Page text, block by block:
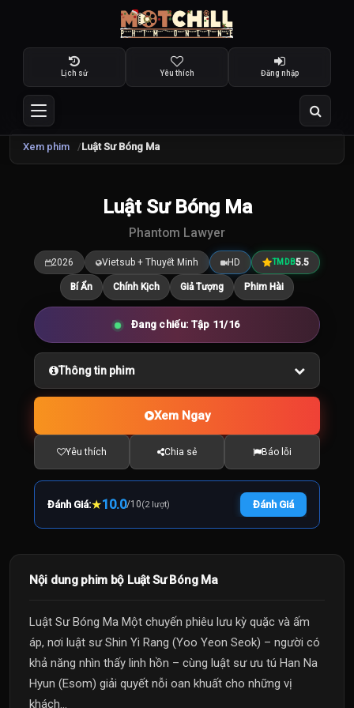
Lịch sử Yêu thích Đăng nhập
Xem phim Luật Sư Bóng Ma
10.0
Luật Sư Bóng Ma
Phantom Lawyer
2026 Vietsub + Thuyết Minh HD TMDB5.5
Bí Ẩn Chính Kịch Giả Tượng Phim Hài
Đang chiếu: Tập 11/16
Thông tin phim
Xem Ngay
Yêu thích Chia sẻ Báo lỗi
Đánh Giá:★10.0/10(2 lượt) Đánh Giá
Nội dung phim bộ Luật Sư Bóng Ma
Luật Sư Bóng Ma Một chuyến phiêu lưu kỳ quặc và ấm
áp, nơi luật sư Shin Yi Rang (Yoo Yeon Seok) – người có
khả năng nhìn thấy linh hồn – cùng luật sư ưu tú Han Na
Hyun (Esom) giải quyết nỗi oan khuất cho những vị
khách...